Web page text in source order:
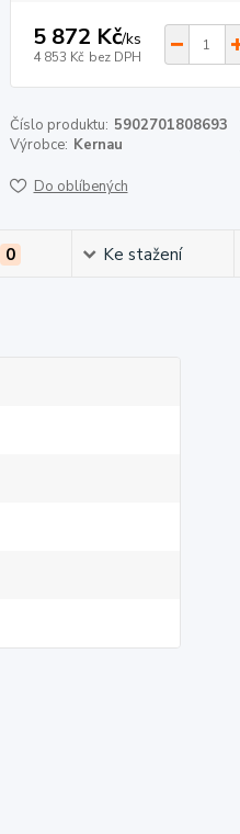
5 872 Kč/ks
4 853 Kč bez DPH
Číslo produktu: 5902701808693
Výrobce: Kernau
Do oblíbených
0 Ke stažení